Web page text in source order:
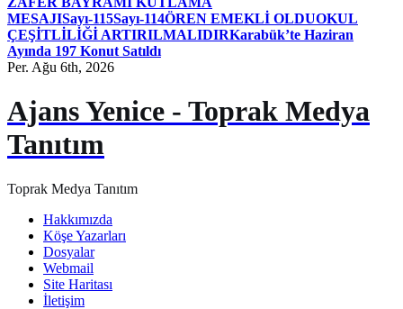
MESAJISayı-115Sayı-114ÖREN EMEKLİ OLDUOKUL
ÇEŞİTLİLİĞİ ARTIRILMALIDIRKarabük’te Haziran
Ayında 197 Konut Satıldı
Per. Ağu 6th, 2026
Ajans Yenice - Toprak Medya
Tanıtım
Toprak Medya Tanıtım
Hakkımızda
Köşe Yazarları
Dosyalar
Webmail
Site Haritası
İletişim